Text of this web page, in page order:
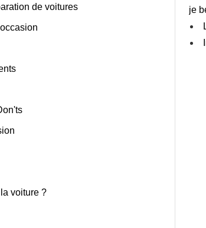
de voitures
voiture ?
je